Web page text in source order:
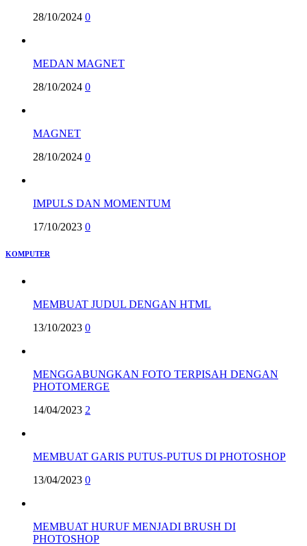
28/10/2024 0
MEDAN MAGNET
28/10/2024 0
MAGNET
28/10/2024 0
IMPULS DAN MOMENTUM
17/10/2023 0
KOMPUTER
MEMBUAT JUDUL DENGAN HTML
13/10/2023 0
MENGGABUNGKAN FOTO TERPISAH DENGAN
PHOTOMERGE
14/04/2023 2
MEMBUAT GARIS PUTUS-PUTUS DI PHOTOSHOP
13/04/2023 0
MEMBUAT HURUF MENJADI BRUSH DI
PHOTOSHOP